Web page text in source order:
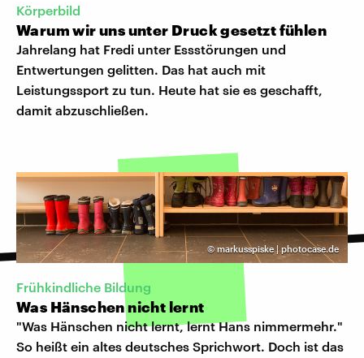
Körperbild
Warum wir uns unter Druck gesetzt fühlen
Jahrelang hat Fredi unter Essstörungen und
Entwertungen gelitten. Das hat auch mit
Leistungssport zu tun. Heute hat sie es geschafft,
damit abzuschließen.
©markusspiske | photocase.de
Frühkindliche Bildung
Was Hänschen nicht lernt
"Was Hänschen nicht lernt, lernt Hans nimmermehr."
So heißt ein altes deutsches Sprichwort. Doch ist das